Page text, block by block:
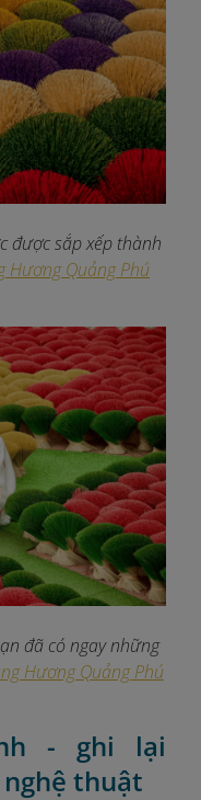
được sắp xếp thành
Hương Quảng Phú
đã có ngay những
Hương Quảng Phú
- ghi lại
thuật